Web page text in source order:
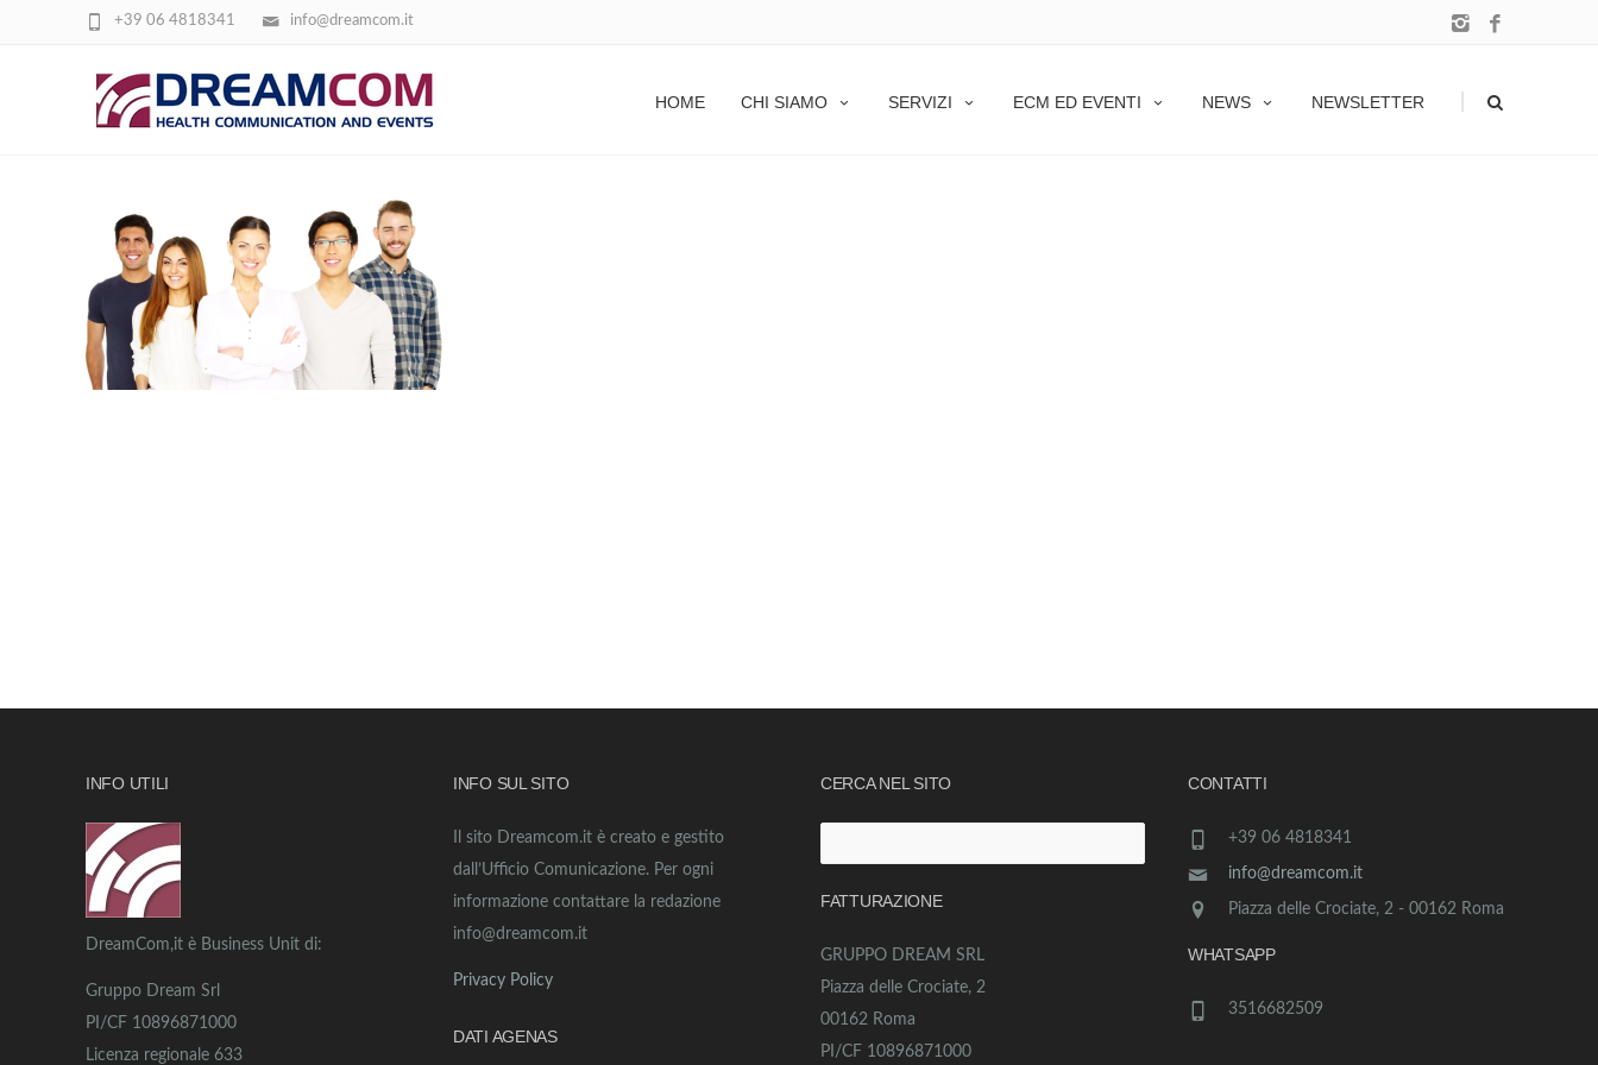
info@dreamcom.it
+39 06 4818341
HOME CHI SIAMO SERVIZI ECM ED EVENTI NEWS NEWSLETTER
TEAM
INFO UTILI
DreamCom,it è Business Unit di:
Gruppo Dream Srl
PI/CF 10896871000
Licenza regionale 633
INFO SUL SITO
Il sito Dreamcom.it è creato e gestito
dall’Ufficio Comunicazione. Per ogni
informazione contattare la redazione
info@dreamcom.it
Privacy Policy
DATI AGENAS
CERCA NEL SITO
per:
FATTURAZIONE
GRUPPO DREAM SRL
Piazza delle Crociate, 2
00162 Roma
PI/CF 10896871000
CONTATTI
+39 06 4818341
info@dreamcom.it
Piazza delle Crociate, 2 - 00162 Roma
WHATSAPP
3516682509